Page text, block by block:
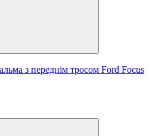
з переднім тросом Ford Focus